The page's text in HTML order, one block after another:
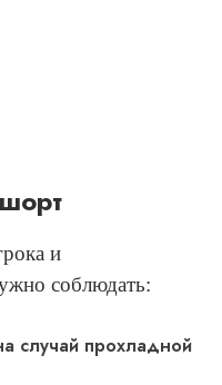
и
соблюдать:
случай прохладной